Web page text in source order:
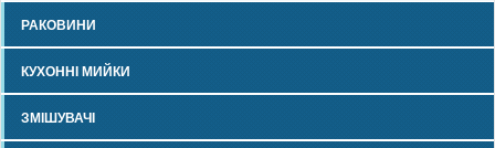
РАКОВИНИ
КУХОННІ МИЙКИ
ЗМІШУВАЧІ